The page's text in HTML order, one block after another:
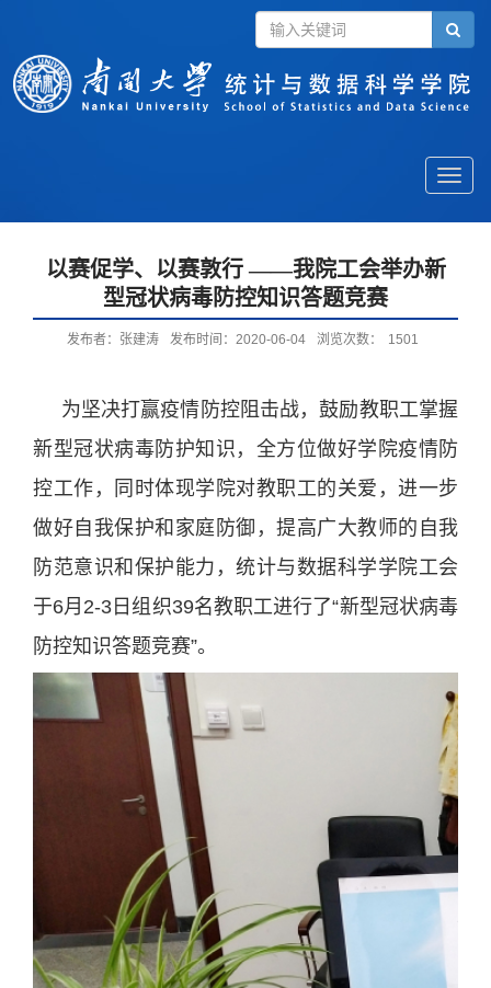
Toggle
以赛促学、以赛敦行 ——我院工会举办新
型冠状病毒防控知识答题竞赛
发布者：张建涛 发布时间：2020-06-04 浏览次数： 1501
为坚决打赢疫情防控阻击战，鼓励教职工掌握
新型冠状病毒防护知识，全方位做好学院疫情防
控工作，同时体现学院对教职工的关爱，进一步
做好自我保护和家庭防御，提高广大教师的自我
防范意识和保护能力，统计与数据科学学院工会
于6月2-3日组织39名教职工进行了“新型冠状病毒
防控知识答题竞赛”。